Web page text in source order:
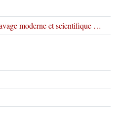
moderne et scientifique …